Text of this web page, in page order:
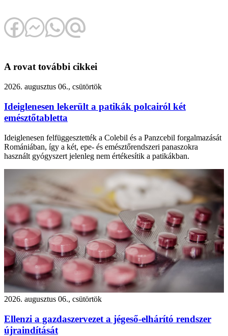
A rovat további cikkei
2026. augusztus 06., csütörtök
Ideiglenesen lekerült a patikák polcairól két
emésztőtabletta
Ideiglenesen felfüggesztették a Colebil és a Panzcebil forgalmazását
Romániában, így a két, epe- és emésztőrendszeri panaszokra
használt gyógyszert jelenleg nem értékesítik a patikákban.
2026. augusztus 06., csütörtök
Ellenzi a gazdaszervezet a jégeső-elhárító rendszer
újraindítását